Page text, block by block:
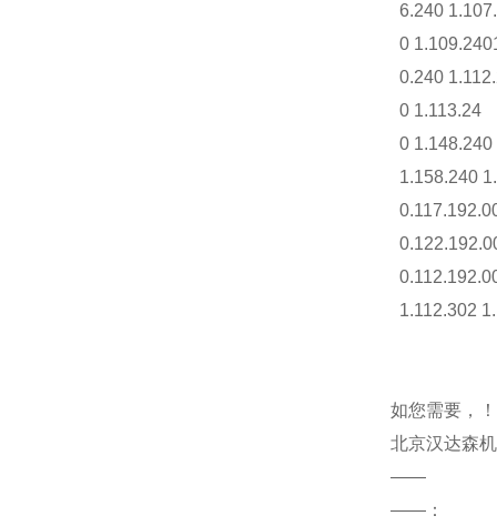
6.240
0
0.240
0 1.113.24
0 1.148.240
1.158.240
1.112.302
如您需要，！
北京汉达森
——
——：